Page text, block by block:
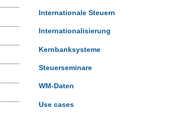
Internationale Steuern
Internationalisierung
Kernbanksysteme
Steuerseminare
WM-Daten
Use cases